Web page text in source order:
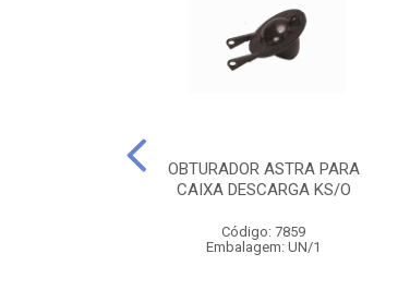
OBTURADOR ASTRA PARA
CAIXA DESCARGA KS/O
Código: 7859
Embalagem: UN/1